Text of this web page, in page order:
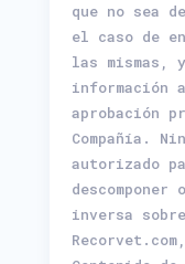
que no sea
el caso de
las mismas,
información
aprobación
Compañía.
autorizado
inversa